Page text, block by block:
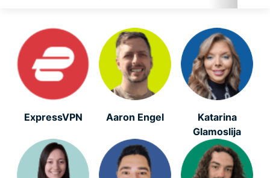
Siber güvenlik
Dijital özgürlük
ExpressVPN for Teams
ExpressVPN Haberleri
Öne Çıkanlar
ExpressVPN Aaron Engel
Katarina
Glamoslija